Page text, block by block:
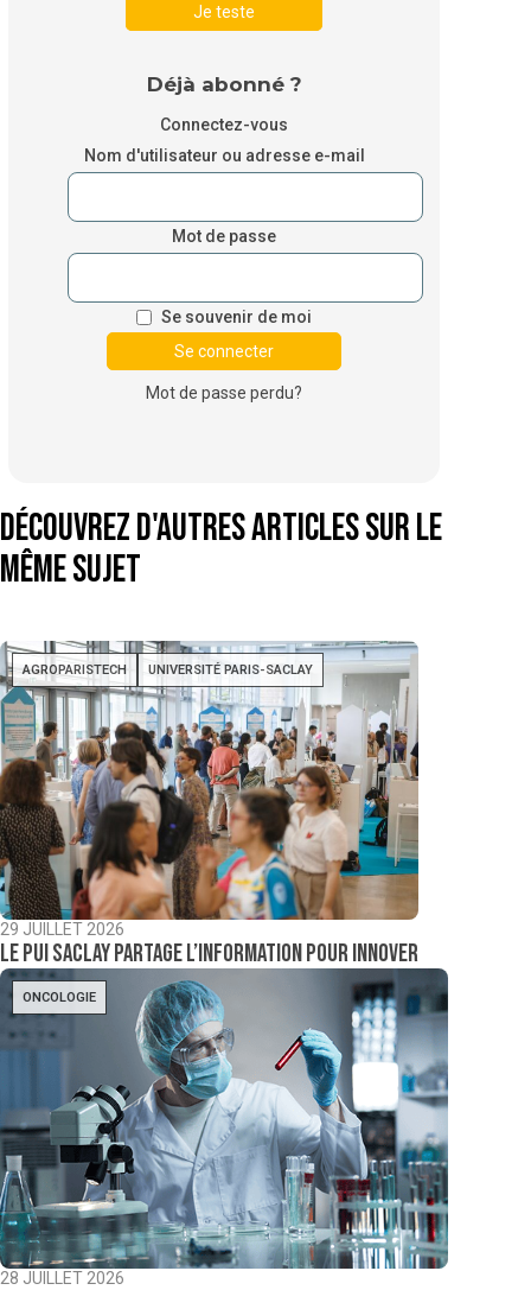
Je teste
Déjà abonné ?
Connectez-vous
Nom d'utilisateur ou adresse e-mail
Mot de passe
Se souvenir de moi
Mot de passe perdu?
Découvrez d'autres articles sur le
même sujet
AGROPARISTECH UNIVERSITÉ PARIS-SACLAY
29 JUILLET 2026
Le PUI Saclay partage l’information pour innover
ONCOLOGIE
28 JUILLET 2026